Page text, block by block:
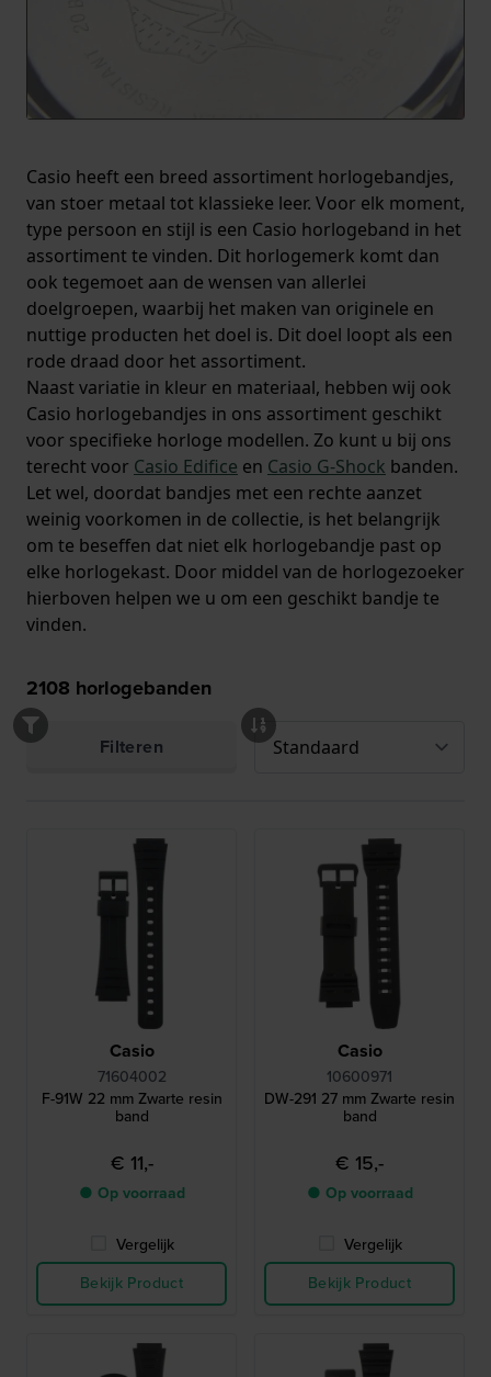
Casio heeft een breed assortiment horlogebandjes,
van stoer metaal tot klassieke leer. Voor elk moment,
type persoon en stijl is een Casio horlogeband in het
assortiment te vinden. Dit horlogemerk komt dan
ook tegemoet aan de wensen van allerlei
doelgroepen, waarbij het maken van originele en
nuttige producten het doel is. Dit doel loopt als een
rode draad door het assortiment.
Naast variatie in kleur en materiaal, hebben wij ook
Casio horlogebandjes in ons assortiment geschikt
voor specifieke horloge modellen. Zo kunt u bij ons
terecht voor Casio Edifice en Casio G-Shock banden.
Let wel, doordat bandjes met een rechte aanzet
weinig voorkomen in de collectie, is het belangrijk
om te beseffen dat niet elk horlogebandje past op
elke horlogekast. Door middel van de horlogezoeker
hierboven helpen we u om een geschikt bandje te
vinden.
2108 horlogebanden
Filteren
Casio
71604002
F-91W 22 mm Zwarte resin
band
€ 11,-
● Op voorraad
Vergelijk
Bekijk Product
Casio
10600971
DW-291 27 mm Zwarte resin
band
€ 15,-
● Op voorraad
Vergelijk
Bekijk Product